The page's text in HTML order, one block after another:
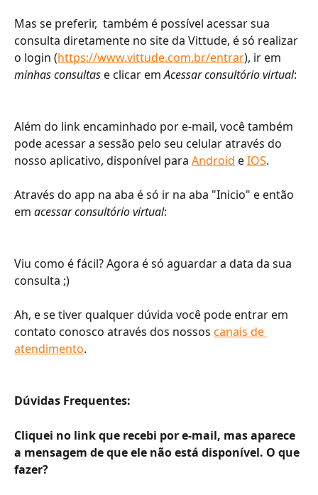
Mas se preferir,  também é possível acessar sua
consulta diretamente no site da Vittude, é só realizar
o login (https://www.vittude.com.br/entrar), ir em
minhas consultas e clicar em Acessar consultório virtual:
Além do link encaminhado por e-mail, você também
pode acessar a sessão pelo seu celular através do
nosso aplicativo, disponível para Android e IOS.
Através do app na aba é só ir na aba "Inicio" e então
em acessar consultório virtual:
Viu como é fácil? Agora é só aguardar a data da sua
consulta ;)
Ah, e se tiver qualquer dúvida você pode entrar em
contato conosco através dos nossos canais de
atendimento.
Dúvidas Frequentes:
Cliquei no link que recebi por e-mail, mas aparece
a mensagem de que ele não está disponível. O que
fazer?